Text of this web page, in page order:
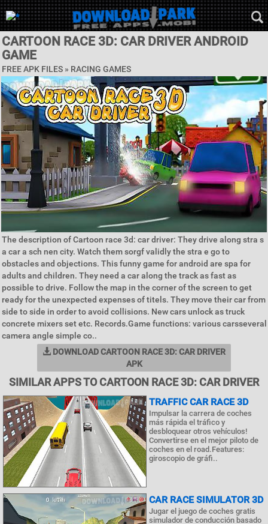
CARTOON RACE 3D: CAR DRIVER ANDROID
GAME
FREE APK FILES » RACING GAMES
The description of Cartoon race 3d: car driver: They drive along stra s
a car a sch nen city. Watch them sorgf validly the stra e go to
obstacles and objections. This funny game for android are spa for
adults and children. They need a car along the track as fast as
possible to drive. Follow the map in the corner of the screen to get
ready for the unexpected expenses of titels. They move their car from
side to side in order to avoid collisions. New cars unlock as truck
concrete mixers set etc. Records.Game functions: various carsseveral
camera angle simple co..
DOWNLOAD CARTOON RACE 3D: CAR DRIVER
APK
SIMILAR APPS TO CARTOON RACE 3D: CAR DRIVER
TRAFFIC CAR RACE 3D
Impulsar la carrera de coches
más rápida el tráfico y
desbloquear otros vehículos!
Convertirse en el mejor piloto de
coches en el road.Features:
giroscopio de gráfi..
CAR RACE SIMULATOR 3D
Jugar el juego de coches gratis
simulador de conducción basado